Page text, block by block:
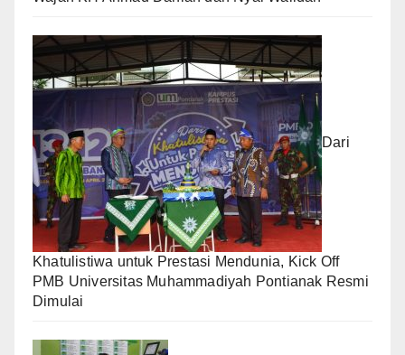
Dari
Khatulistiwa untuk Prestasi Mendunia, Kick Off
PMB Universitas Muhammadiyah Pontianak Resmi
Dimulai